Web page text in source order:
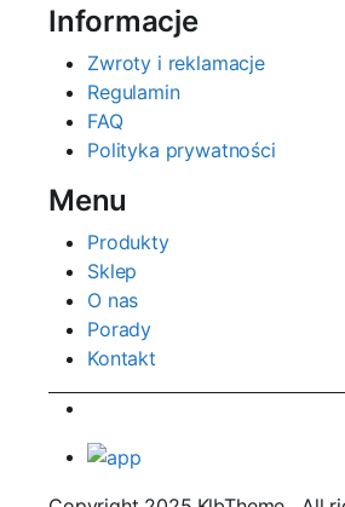
Informacje
Zwroty i reklamacje
Regulamin
FAQ
Polityka prywatności
Menu
Produkty
Sklep
O nas
Porady
Kontakt